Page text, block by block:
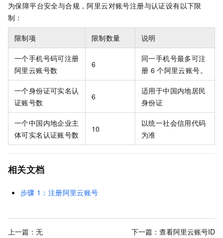
为保障平台安全与合规，阿里云对账号注册与认证设有以下限
制：
限制项 限制数量 说明
一个手机号码可注册
阿里云账号数
6
同一手机号最多可注
册 6 个阿里云账号。
一个身份证可实名认
证账号数
6
适用于中国内地居民
身份证
一个中国内地企业主
体可实名认证账号数
10
以统一社会信用代码
为准
相关文档
步骤 1：注册阿里云账号
上一篇：无 下一篇： 查看阿里云账号ID